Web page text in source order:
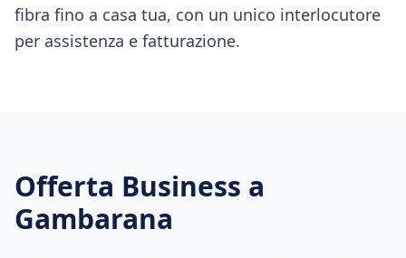
fibra fino a casa tua, con un unico interlocutore
per assistenza e fatturazione.
Offerta Business a
Gambarana